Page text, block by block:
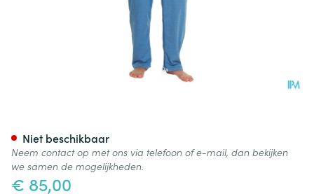
€ 85,00
Niet beschikbaar
Neem contact op met ons via telefoon of e-mail, dan bekijken
we samen de mogelijkheden.